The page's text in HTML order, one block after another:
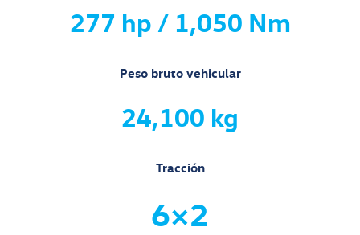
277 hp / 1,050 Nm
Peso bruto vehicular
24,100 kg
Tracción
6×2